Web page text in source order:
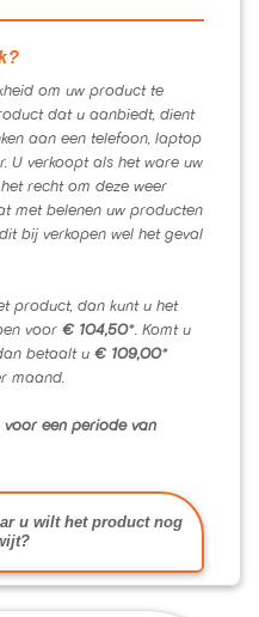
om uw product te
dat u aanbiedt, dient
aan een telefoon, laptop
U verkoopt als het ware uw
recht om deze weer
met belenen uw producten
bij verkopen wel het geval
product, dan kunt u het
voor € 104,50*. Komt u
betaalt u € 109,00*
maand.
voor een periode van
u wilt het product nog